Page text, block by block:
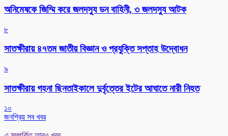
অনিমেষকে জিম্মি করে জলদস্যু ডন বাহিনী, ৩ জলদস্যু আটক
৮
সাতক্ষীরায় ৪৭তম জাতীয় বিজ্ঞান ও প্রযুক্তি সপ্তাহ উদ্বোধন
৯
সাতক্ষীরায় গহনা ছিনতাইকালে দুর্বৃত্তের ইটের আঘাতে নারী নিহত
১০
জনপ্রিয় সব খবর